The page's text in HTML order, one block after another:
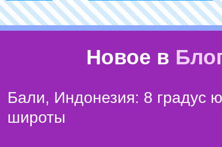
Новое в
Бали, Индонезия: 8 градус
широты